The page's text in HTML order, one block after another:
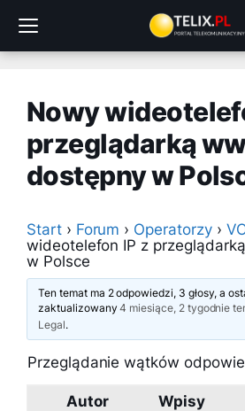
treści
Nowy
przeglądarką
dostępny w
Start › Forum › Operatorzy ›
wideotelefon IP z
w Polsce
Ten temat ma 2 odpowiedzi, 3 głosy, a
zaktualizowany4 miesiące, 2 tygodnie
Legal.
Przeglądanie wątków
Autor
Wpisy